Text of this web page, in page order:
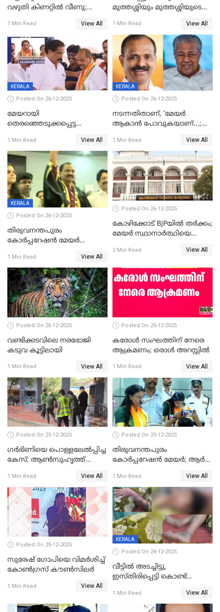
വഴുതി കിണറ്റിൽ വീണു;
ദാരുണാന്ത്യം
1 Min Read View All
മുത്തശ്ശിയും മുത്തശ്ശിയുടെ
മരിച്ചനിലയിൽ
1 Min Read View All
KERALA
Posted On 26-12-2025
മേയറായി
തെരഞ്ഞെടുക്കപ്പെട്ട
ആദ്യ വോട്ട് അസാധു; കണ്ണൂർ
ഡെപ്യൂട്ടി മേയർ സ്ഥാനത്ത്
താഹിറിന് വിജയം
1 Min Read View All
KERALA
Posted On 26-12-2025
നടന്നതിതാണ്, ‘മേയർ
ആകാൻ പോവുകയാണ്...;
മുഖ്യമന്ത്രിയുടെ ഓഫീസ്
തന്നെ വിശദീകരിയ്ക്കുന്നു;
സത്യമിതാണ്
1 Min Read View All
KERALA
Posted On 26-12-2025
തിരുവനന്തപുരം
കോര്‍പ്പറേഷന്‍ മേയര്‍
ഹൈക്കോടതിയിലേക്ക്;
സത്യപ്രതിജ്ഞ ചടങ്ങില്‍
ചട്ടലംഘനമെന്ന് പാർട്ടി
1 Min Read View All
Posted On 26-12-2025
കോഴിക്കോട് BJPയിൽ തർക്കം;
മേയർ സ്ഥാനാർത്ഥിയെ
2 Min Read View All
Posted On 26-12-2025
വണ്ടിക്കടവിലെ നരഭോജി
കടുവ കൂട്ടിലായി
1 Min Read View All
Posted On 25-12-2025
കരോള്‍ സംഘത്തിന് നേരെ
ആക്രമണം; ഒരാള്‍ അറസ്റ്റില്‍
1 Min Read View All
Posted On 25-12-2025
ഗര്‍ഭിണിയെ പൊള്ളലേല്‍പ്പിച്ച
കേസ്; ആണ്‍സുഹൃത്ത്
1 Min Read View All
Posted On 25-12-2025
തിരുവനന്തപുരം
കോര്‍പ്പറേഷന്‍ മേയർ; ആര്‍
1 Min Read View All
Posted On 25-12-2025
സുരേഷ് ഗോപിയെ വിമര്‍ശിച്ച്
കോണ്‍ഗ്രസ് കൗണ്‍സിലര്‍
1 Min Read View All
KERALA
Posted On 24-12-2025
വീട്ടിൽ അടച്ചിട്ടു,
ഇസ്തിരിപ്പെട്ടി കൊണ്ട്
ഗർഭിണിയായ യുവതിക്ക് ക്രൂര
1 Min Read View All